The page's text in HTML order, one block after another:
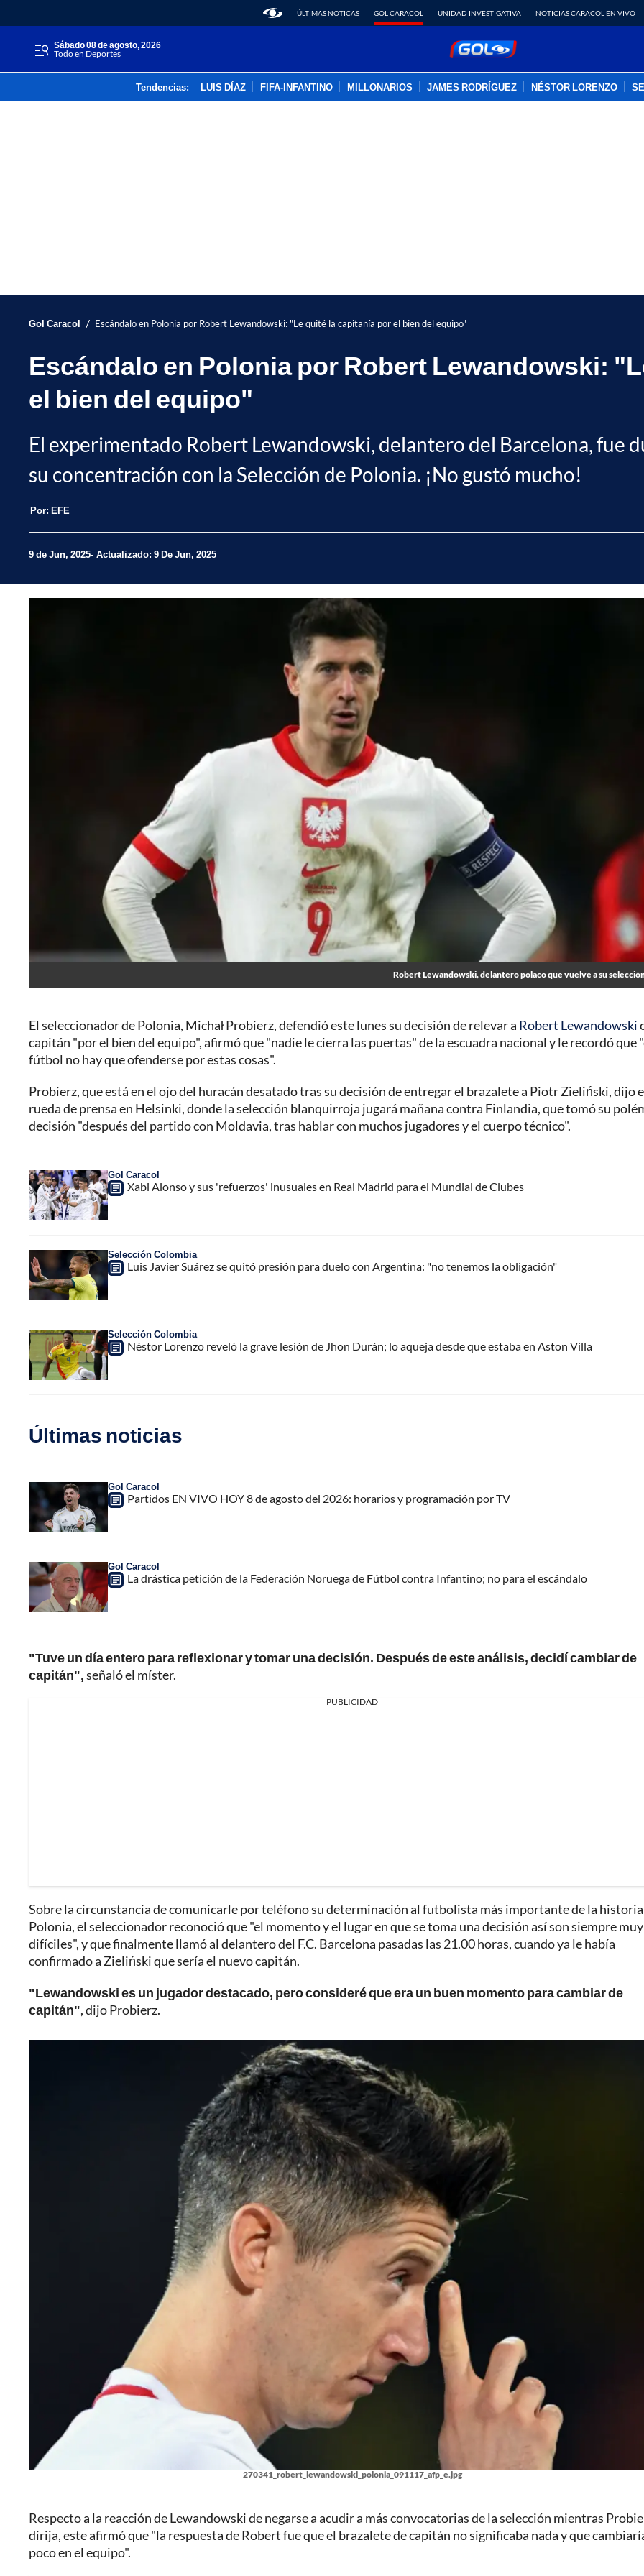
ÚLTIMAS NOTICAS GOL CARACOL UNIDAD INVESTIGATIVA NOTICIAS CARACOL EN VIVO
sábado 08 de agosto, 2026
Todo en Deportes
Tendencias: LUIS DÍAZ FIFA-INFANTINO MILLONARIOS JAMES RODRÍGUEZ NÉSTOR LORENZO
Gol Caracol / Escándalo en Polonia por Robert Lewandowski: "Le quité la capitanía por el bien del equipo"
Escándalo en Polonia por Robert Lewandowski:
el bien del equipo"
El experimentado Robert Lewandowski, delantero del Barcelona, fue
su concentración con la Selección de Polonia. ¡No gustó mucho!
Por: EFE
9 de Jun, 2025 Actualizado: 9 De Jun, 2025
Robert Lewandowski, delantero polaco que vuelve a su
El seleccionador de Polonia, Michał Probierz, defendió este lunes su decisión de relevar a Robert Lewandowski
capitán "por el bien del equipo", afirmó que "nadie le cierra las puertas" de la escuadra nacional y le recordó que
fútbol no hay que ofenderse por estas cosas".
Probierz, que está en el ojo del huracán desatado tras su decisión de entregar el brazalete a Piotr Zieliński, dijo
rueda de prensa en Helsinki, donde la selección blanquirroja jugará mañana contra Finlandia, que tomó su
decisión "después del partido con Moldavia, tras hablar con muchos jugadores y el cuerpo técnico".
Gol Caracol
Xabi Alonso y sus 'refuerzos' inusuales en Real Madrid para el Mundial de Clubes
Selección Colombia
Luis Javier Suárez se quitó presión para duelo con Argentina: "no tenemos la obligación"
Selección Colombia
Néstor Lorenzo reveló la grave lesión de Jhon Durán; lo aqueja desde que estaba en Aston Villa
Últimas noticias
Gol Caracol
Partidos EN VIVO HOY 8 de agosto del 2026: horarios y programación por TV
Gol Caracol
La drástica petición de la Federación Noruega de Fútbol contra Infantino; no para el escándalo
"Tuve un día entero para reflexionar y tomar una decisión. Después de este análisis, decidí cambiar de
capitán",señaló el míster.
PUBLICIDAD
Sobre la circunstancia de comunicarle por teléfono su determinación al futbolista más importante de la
Polonia, el seleccionador reconoció que "el momento y el lugar en que se toma una decisión así son siempre muy
difíciles", y que finalmente llamó al delantero del F.C. Barcelona pasadas las 21.00 horas, cuando ya le había
confirmado a Zieliński que sería el nuevo capitán.
"Lewandowski es un jugador destacado, pero consideré que era un buen momento para cambiar de
capitán", dijo Probierz.
270341_robert_lewandowski_polonia_091117_afp_e.jpg
Respecto a la reacción de Lewandowski de negarse a acudir a más convocatorias de la selección mientras
dirija, este afirmó que "la respuesta de Robert fue que el brazalete de capitán no significaba nada y que
poco en el equipo".